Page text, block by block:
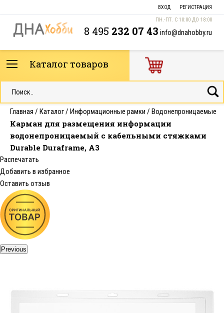
ВХОД РЕГИСТРАЦИЯ
ПН.-ПТ. С 10:00 ДО 18:00
8 495 232 07 43 info@dnahobby.ru
Каталог товаров
Главная / Каталог/ Информационные рамки / Водонепроницаемые
Карман для размещения информации
водонепроницаемый с кабельными стяжками
Durable Duraframe, А3
Распечатать
Добавить в избранное
Оставить отзыв
Previous